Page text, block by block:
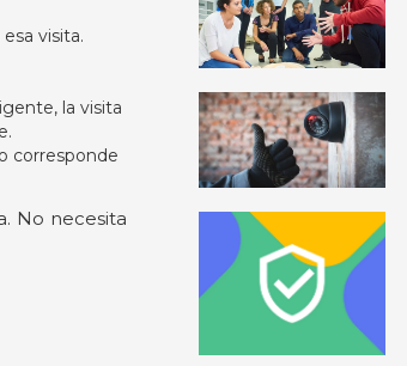
visita.
la visita
corresponde
No necesita